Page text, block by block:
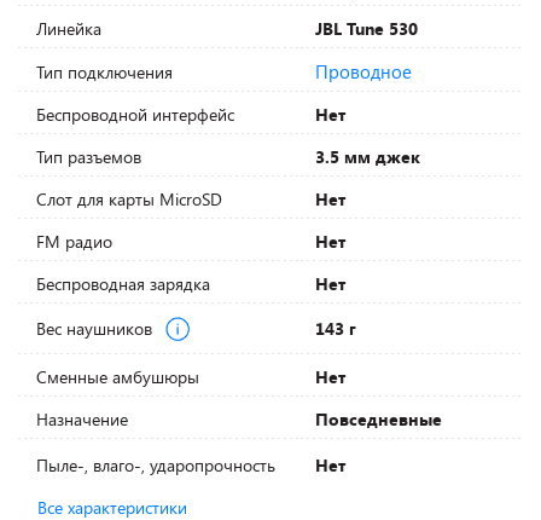
Линейка
JBL Tune 530
Тип подключения
Проводное
Беспроводной интерфейс
Нет
Тип разъемов
3.5 мм джек
Слот для карты MicroSD
Нет
FM радио
Нет
Беспроводная зарядка
Нет
Вес наушников
143 г
Сменные амбушюры
Нет
Назначение
Повседневные
Пыле-, влаго-, ударопрочность
Нет
Все характеристики